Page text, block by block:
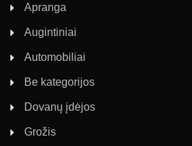
Apranga
Augintiniai
Automobiliai
Be kategorijos
Dovanų įdėjos
Grožis